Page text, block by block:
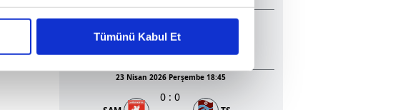
reklamların maliyetlerimizi karşılamak
kişilere ait çerezler kullanılmaktadır. Bu
Tümünü Kabul Et
23 Nisan 2026 Perşembe 20:45
BJK
3:0
23 Nisan 2026 Perşembe 18:45
0 :0